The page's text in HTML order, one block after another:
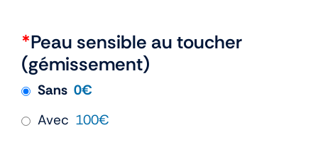
*Peau sensible au toucher
(gémissement)
Sans 0€
Avec 100€